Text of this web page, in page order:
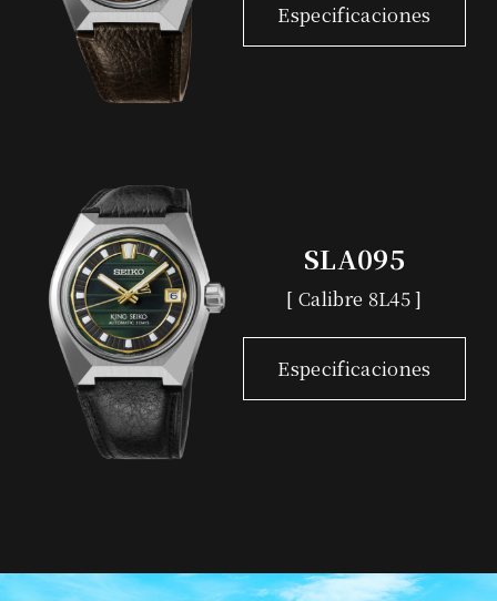
Especificaciones
SLA095
[ Calibre 8L45 ]
Especificaciones